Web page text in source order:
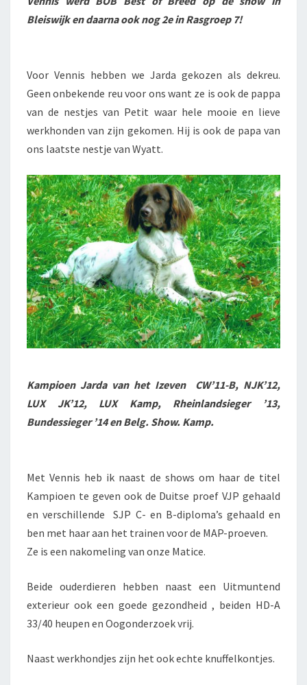
Bleiswijk en daarna ook nog 2e in Rasgroep 7!
Voor Vennis hebben we Jarda gekozen als dekreu.
Geen onbekende reu voor ons want ze is ook de pappa
van de nestjes van Petit waar hele mooie en lieve
werkhonden van zijn gekomen. Hij is ook de papa van
ons laatste nestje van Wyatt.
Kampioen Jarda van het Izeven CW’11-B, NJK’12,
LUX JK’12, LUX Kamp, Rheinlandsieger ’13,
Bundessieger ’14 en Belg. Show. Kamp.
Met Vennis heb ik naast de shows om haar de titel
Kampioen te geven ook de Duitse proef VJP gehaald
en verschillende SJP C- en B-diploma’s gehaald en
ben met haar aan het trainen voor de MAP-proeven.
Ze is een nakomeling van onze Matice.
Beide ouderdieren hebben naast een Uitmuntend
exterieur ook een goede gezondheid , beiden HD-A
33/40 heupen en Oogonderzoek vrij.
Naast werkhondjes zijn het ook echte knuffelkontjes.